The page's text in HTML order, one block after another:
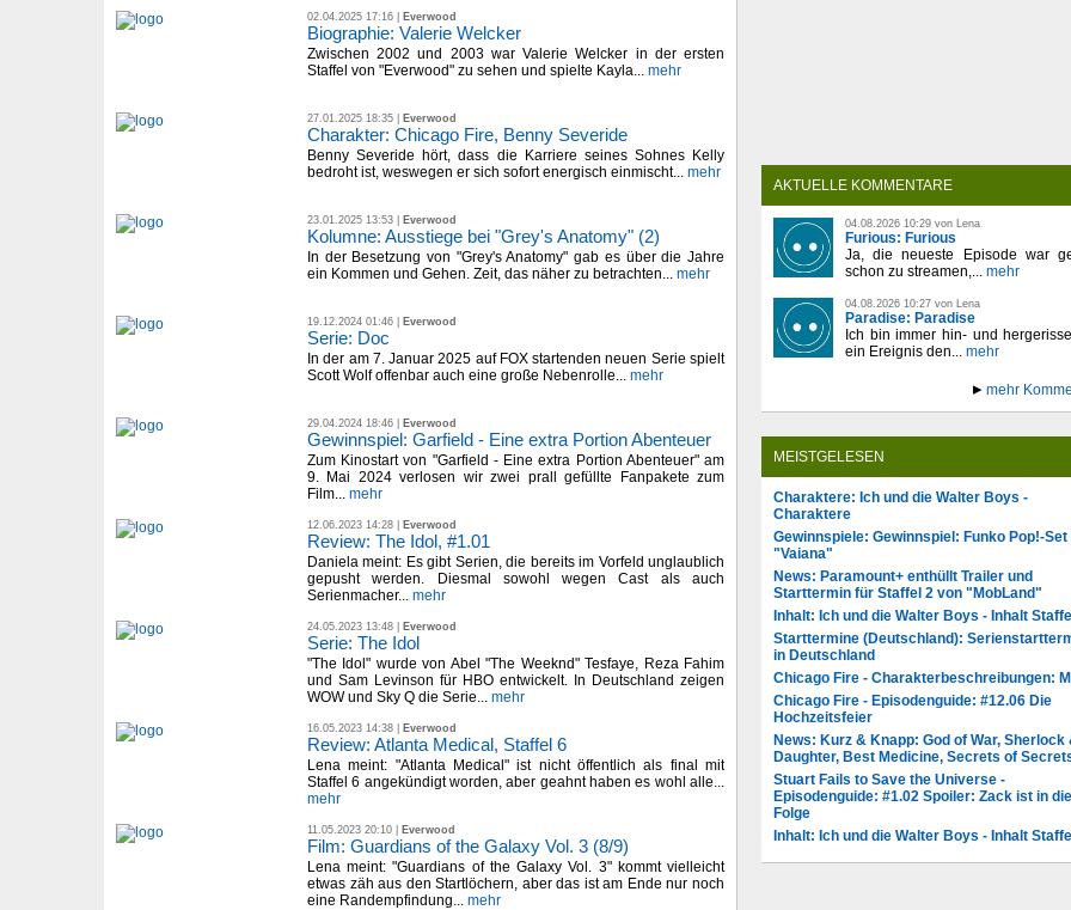
02.04.2025 17:16 | Everwood
Biographie: Valerie Welcker
Zwischen 2002 und 2003 war Valerie Welcker in der ersten
Staffel von "Everwood" zu sehen und spielte Kayla... mehr
27.01.2025 18:35 | Everwood
Charakter: Chicago Fire, Benny Severide
Benny Severide hört, dass die Karriere seines Sohnes Kelly
bedroht ist, weswegen er sich sofort energisch einmischt... mehr
23.01.2025 13:53 | Everwood
Kolumne: Ausstiege bei "Grey's Anatomy" (2)
In der Besetzung von "Grey's Anatomy" gab es über die Jahre
ein Kommen und Gehen. Zeit, das näher zu betrachten... mehr
19.12.2024 01:46 | Everwood
Serie: Doc
In der am 7. Januar 2025 auf FOX startenden neuen Serie spielt
Scott Wolf offenbar auch eine große Nebenrolle... mehr
29.04.2024 18:46 | Everwood
Gewinnspiel: Garfield - Eine extra Portion Abenteuer
Zum Kinostart von "Garfield - Eine extra Portion Abenteuer" am
9. Mai 2024 verlosen wir zwei prall gefüllte Fanpakete zum
Film... mehr
12.06.2023 14:28 | Everwood
Review: The Idol, #1.01
Daniela meint: Es gibt Serien, die bereits im Vorfeld unglaublich
gepusht werden. Diesmal sowohl wegen Cast als auch
Serienmacher... mehr
24.05.2023 13:48 | Everwood
Serie: The Idol
"The Idol" wurde von Abel "The Weeknd" Tesfaye, Reza Fahim
und Sam Levinson für HBO entwickelt. In Deutschland zeigen
WOW und Sky Q die Serie... mehr
16.05.2023 14:38 | Everwood
Review: Atlanta Medical, Staffel 6
Lena meint: "Atlanta Medical" ist nicht öffentlich als final mit
Staffel 6 angekündigt worden, aber geahnt haben es wohl alle...
mehr
11.05.2023 20:10 | Everwood
Film: Guardians of the Galaxy Vol. 3 (8/9)
Lena meint: "Guardians of the Galaxy Vol. 3" kommt vielleicht
etwas zäh aus den Startlöchern, aber das ist am Ende nur noch
eine Randempfindung... mehr
AKTUELLE KOMMENTARE
04.08.2026 10:29 von Lena
Furious: Furious
Ja, die neueste Episode war
schon zu streamen,... mehr
04.08.2026 10:27 von Lena
Paradise: Paradise
Ich bin immer hin- und
ein Ereignis den... mehr
mehr
MEISTGELESEN
Charaktere: Ich und die Walter Boys -
Charaktere
Gewinnspiele: Gewinnspiel: Funko Pop!-Set
"Vaiana"
News: Paramount+ enthüllt Trailer und
Starttermin für Staffel 2 von "MobLand"
Inhalt: Ich und die Walter Boys - Inhalt
Starttermine (Deutschland):
in Deutschland
Chicago Fire - Charakterbeschreibungen:
Chicago Fire - Episodenguide: #12.06 Die
Hochzeitsfeier
News: Kurz & Knapp: God of War, Sherlock
Daughter, Best Medicine, Secrets of
Stuart Fails to Save the Universe -
Episodenguide: #1.02 Spoiler: Zack ist in
Folge
Inhalt: Ich und die Walter Boys - Inhalt